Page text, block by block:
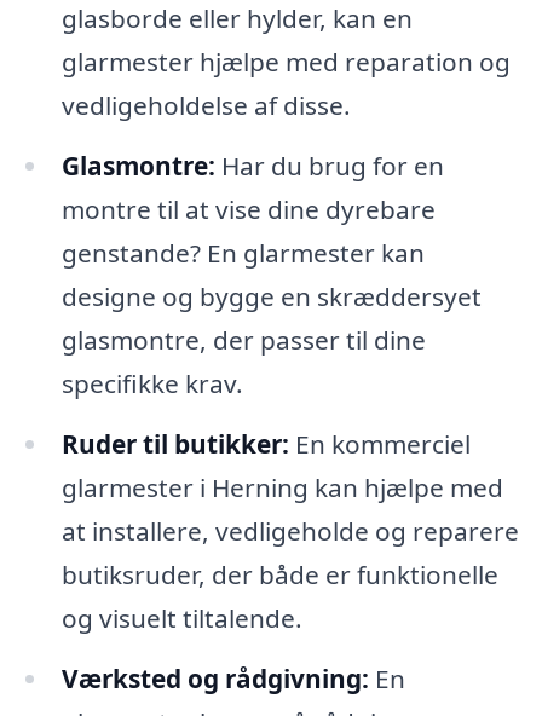
glasborde eller hylder, kan en
glarmester hjælpe med reparation og
vedligeholdelse af disse.
Glasmontre: Har du brug for en
montre til at vise dine dyrebare
genstande? En glarmester kan
designe og bygge en skræddersyet
glasmontre, der passer til dine
specifikke krav.
Ruder til butikker: En kommerciel
glarmester i Herning kan hjælpe med
at installere, vedligeholde og reparere
butiksruder, der både er funktionelle
og visuelt tiltalende.
Værksted og rådgivning: En